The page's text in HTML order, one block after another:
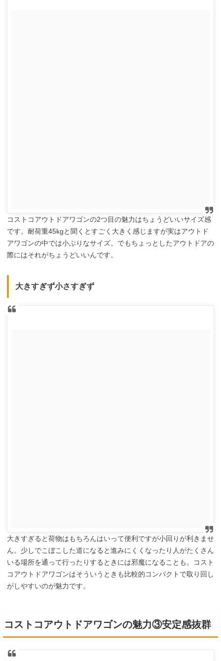
コストコアウトドアワゴンの2つ目の魅力はちょうどいいサイズ感
です。耐荷重45kgと聞くとすごく大きく感じますが実はアウトド
アワゴンの中では小ぶりなサイズ。でもちょっとしたアウトドアの
際にはそれがちょうどいいんです。
大きすぎず小さすぎず
大きすぎると荷物はもちろんはいって便利ですが小回りが利きませ
ん。少しでこぼこした道になると進みにくくなったり人がたくさん
いる場所を通って行ったりするときには邪魔になることも。コスト
コアウトドアワゴンはそういうときも比較的コンパクトで取り回し
がしやすいのが魅力です。
コストコアウトドアワゴンの魅力③安定感抜群